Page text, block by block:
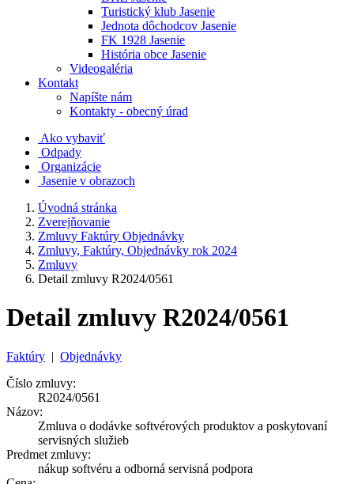
Turistický klub Jasenie
Jednota dôchodcov Jasenie
FK 1928 Jasenie
História obce Jasenie
Videogaléria
Kontakt
Napíšte nám
Kontakty - obecný úrad
Ako vybaviť
Odpady
Organizácie
Jasenie v obrazoch
Úvodná stránka
Zverejňovanie
Zmluvy Faktúry Objednávky
Zmluvy, Faktúry, Objednávky rok 2024
Zmluvy
Detail zmluvy R2024/0561
Detail zmluvy R2024/0561
Faktúry | Objednávky
Číslo zmluvy:
R2024/0561
Názov:
Zmluva o dodávke softvérových produktov a poskytovaní
servisných služieb
Predmet zmluvy:
nákup softvéru a odborná servisná podpora